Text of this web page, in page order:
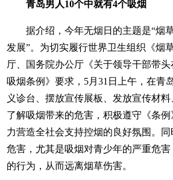
青岛男人10个中就有4个吸烟
据介绍，今年无烟日的主题是“烟草
发展”。为切实履行世界卫生组织《烟
厅、国务院办公厅《关于领导干部带
吸烟条例》要求，5月31日上午，在青
义诊台、摆放宣传展板、发放宣传材
了解吸烟带来的危害，积极遵守《条
力营造全社会支持控烟的良好氛围。
危害，尤其是吸烟对青少年的严重危
的行为，从而远离烟草伤害。